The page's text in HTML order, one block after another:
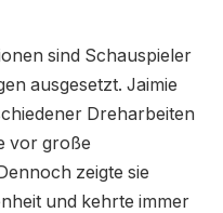
sind Schauspieler
ausgesetzt. Jaimie
Dreharbeiten
vor große
zeigte sie
und kehrte immer